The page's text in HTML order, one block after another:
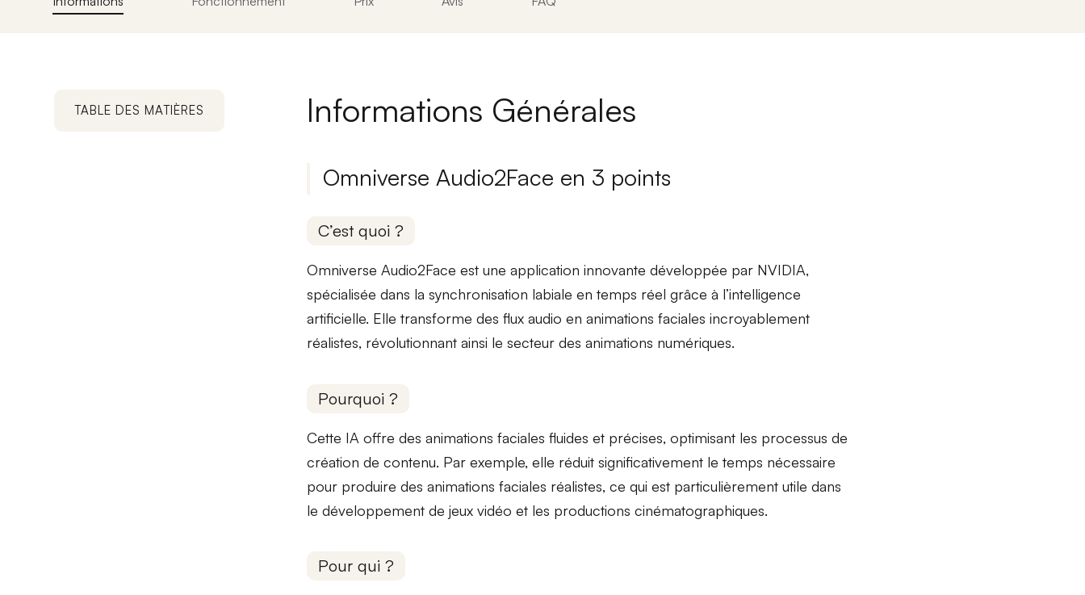
TABLE DES MATIÈRES Informations Générales
Omniverse Audio2Face en 3 points
C’est quoi ?
Omniverse Audio2Face est une application innovante développée par NVIDIA,
spécialisée dans la synchronisation labiale en temps réel grâce à l’intelligence
artificielle. Elle transforme des flux audio en animations faciales incroyablement
réalistes, révolutionnant ainsi le secteur des animations numériques.
Pourquoi ?
Cette IA offre des animations faciales fluides et précises, optimisant les processus de
création de contenu. Par exemple, elle réduit significativement le temps nécessaire
pour produire des animations faciales réalistes, ce qui est particulièrement utile dans
le développement de jeux vidéo et les productions cinématographiques.
Pour qui ?